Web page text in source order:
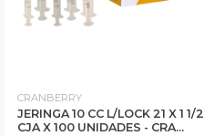
CRANBERRY
JERINGA 10 CC L/LOCK 21 X 1 1/2
CJA X 100 UNIDADES - CRA...